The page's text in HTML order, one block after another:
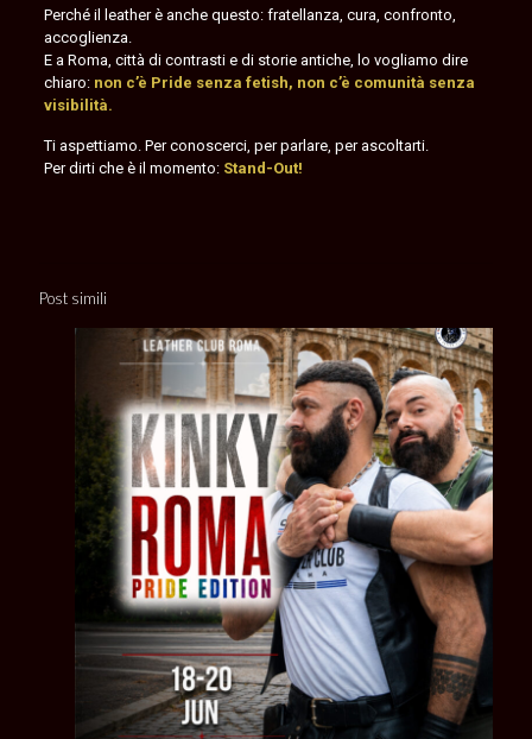
Perché il leather è anche questo: fratellanza, cura, confronto,
accoglienza.
E a Roma, città di contrasti e di storie antiche, lo vogliamo dire
chiaro: non c’è Pride senza fetish, non c’è comunità senza
visibilità.
Ti aspettiamo. Per conoscerci, per parlare, per ascoltarti.
Per dirti che è il momento:Stand-Out!
Post simili